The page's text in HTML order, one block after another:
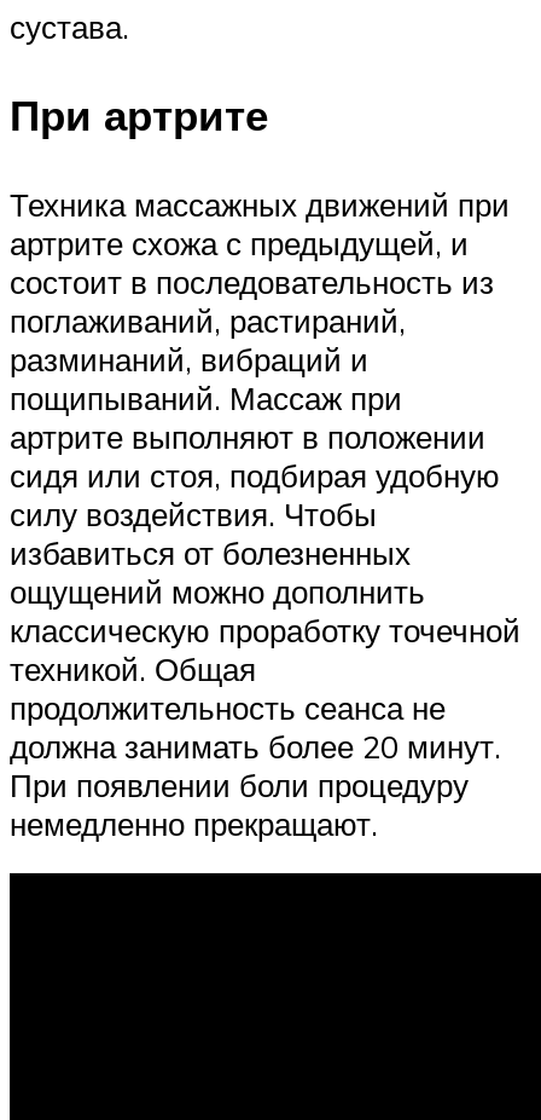
сустава.
При артрите
Техника массажных движений при
артрите схожа с предыдущей, и
состоит в последовательность из
поглаживаний, растираний,
разминаний, вибраций и
пощипываний. Массаж при
артрите выполняют в положении
сидя или стоя, подбирая удобную
силу воздействия. Чтобы
избавиться от болезненных
ощущений можно дополнить
классическую проработку точечной
техникой. Общая
продолжительность сеанса не
должна занимать более 20 минут.
При появлении боли процедуру
немедленно прекращают.